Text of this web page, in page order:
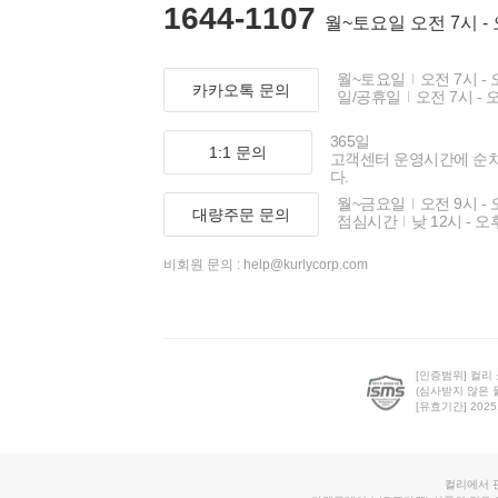
1644-1107 월~토요일 오전 7시 -
카카오톡 문의
월~토요일
오전 7시 -
일/공휴일
오전 7시 -
1:1 문의
365일
고객센터 운영시간에 순
다.
대량주문 문의
월~금요일
오전 9시 -
점심시간
낮 12시 - 오
비회원 문의 : help@kurlycorp.com
[인증범위] 컬리
(심사받지 않은
[유효기간]
컬리에서